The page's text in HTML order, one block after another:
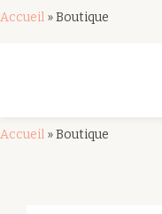
Accueil »Boutique
Accueil »Boutique